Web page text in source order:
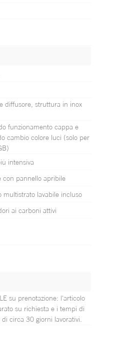
diffusore, struttura in inox
funzionamento cappa e
cambio colore luci (solo per
intensiva
con pannello apribile
multistrato lavabile incluso
ai carboni attivi
su prenotazione: l'articolo
su richiesta e i tempi di
di circa 30 giorni lavorativi.